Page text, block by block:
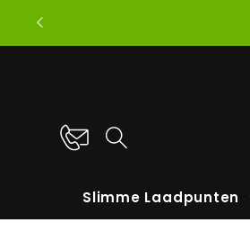
naar de
content
Slimme Laadpunten